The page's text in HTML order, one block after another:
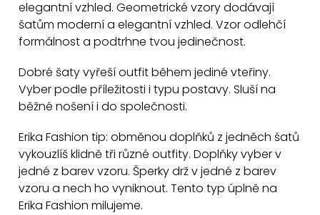
r
v
y
v
ý
i
s
u
elegantní vzhled. Geometrické vzory dodávají
šatům moderní a elegantní vzhled. Vzor odlehčí
formálnost a podtrhne tvou jedinečnost.
Dobré šaty vyřeší outfit během jediné vteřiny.
Vyber podle příležitosti i typu postavy. Sluší na
běžné nošení i do společnosti.
Erika Fashion tip: obměnou doplňků z jedněch šatů
vykouzlíš klidně tři různé outfity. Doplňky vyber v
jedné z barev vzoru. Šperky drž v jedné z barev
vzoru a nech ho vyniknout. Tento typ úplně na
Erika Fashion milujeme.